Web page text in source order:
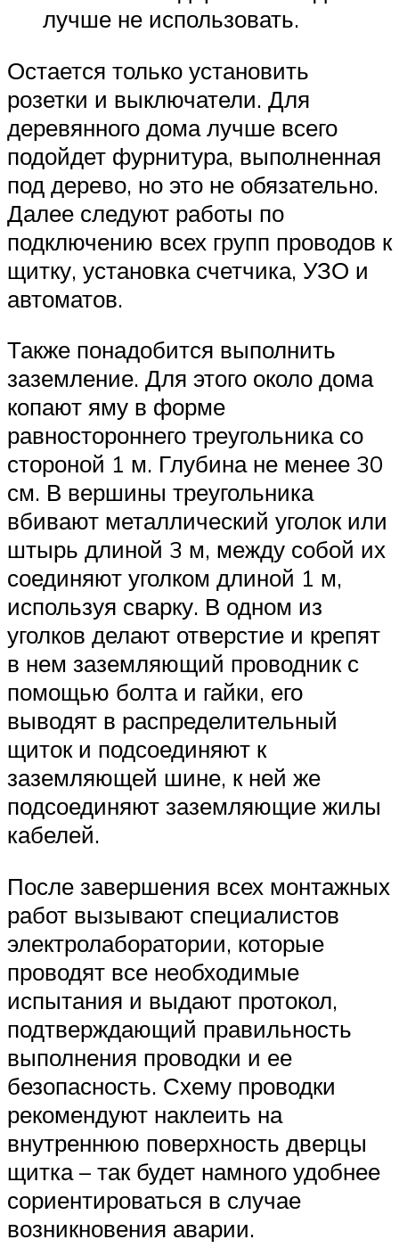
лучше не использовать.
Остается только установить
розетки и выключатели. Для
деревянного дома лучше всего
подойдет фурнитура, выполненная
под дерево, но это не обязательно.
Далее следуют работы по
подключению всех групп проводов к
щитку, установка счетчика, УЗО и
автоматов.
Также понадобится выполнить
заземление. Для этого около дома
копают яму в форме
равностороннего треугольника со
стороной 1 м. Глубина не менее 30
см. В вершины треугольника
вбивают металлический уголок или
штырь длиной 3 м, между собой их
соединяют уголком длиной 1 м,
используя сварку. В одном из
уголков делают отверстие и крепят
в нем заземляющий проводник с
помощью болта и гайки, его
выводят в распределительный
щиток и подсоединяют к
заземляющей шине, к ней же
подсоединяют заземляющие жилы
кабелей.
После завершения всех монтажных
работ вызывают специалистов
электролаборатории, которые
проводят все необходимые
испытания и выдают протокол,
подтверждающий правильность
выполнения проводки и ее
безопасность. Схему проводки
рекомендуют наклеить на
внутреннюю поверхность дверцы
щитка – так будет намного удобнее
сориентироваться в случае
возникновения аварии.